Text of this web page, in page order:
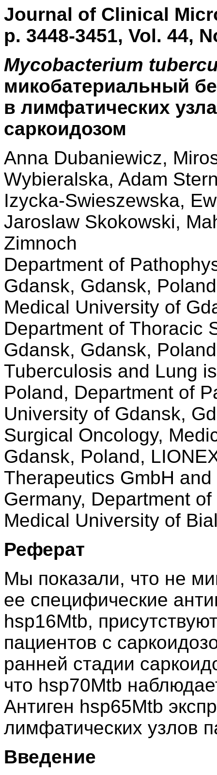
Journal of Clinical
p. 3448-3451, Vol. 44,
Mycobacterium
микобатериальный
в лимфатических
саркоидозом
Anna Dubaniewicz,
Wybieralska, Adam
Izycka-Swieszewska,
Jaroslaw Skokowski,
Zimnoch
Department of
Gdansk, Gdansk,
Medical University of
Department of Thoracic
Gdansk, Gdansk,
Tuberculosis and Lung
Poland, Department of
University of Gdansk,
Surgical Oncology,
Gdansk, Poland,
Therapeutics GmbH
Germany, Department
Medical University of
Реферат
Мы показали, что не
ее специфические
hsp16Mtb,
пациентов с
ранней стадии
что hsp70Mtb
Антиген hsp65Mtb
лимфатических узлов
Введение